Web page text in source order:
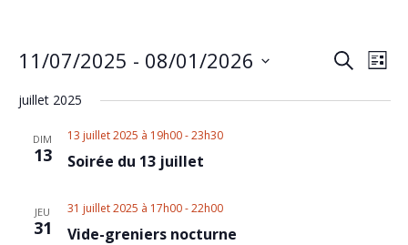
Events
Search
SearchList
11/07/2025 - 08/01/2026
date.
juillet 2025
DIM
13
13 juillet 2025 à 19h00-23h30
Soirée du 13 juillet
JEU
31
31 juillet 2025 à 17h00-22h00
Vide-greniers nocturne